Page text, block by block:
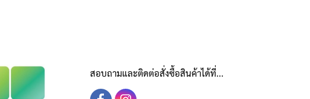
สอบถามและติดต่อสั่งซื้อสินค้าได้ที่...